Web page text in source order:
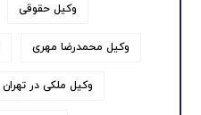
وکیل حقوقی
وکیل محمدرضا مهری
وکیل ملکی در تهران